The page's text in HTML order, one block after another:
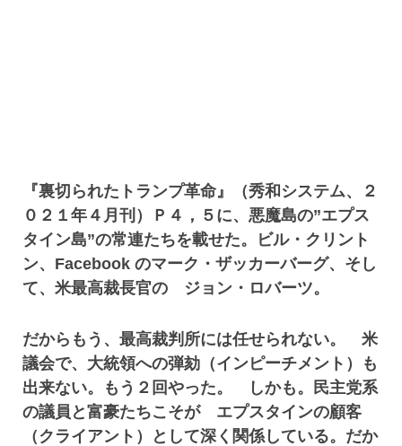
『裏切られたトランプ革命』（秀和システム、２
０２１年４月刊）Ｐ４，５に、悪魔島の”エプス
タイン島”の常連たちを載せた。ビル・クリント
ン、Facebook のマーク・ザッカーバーグ、そし
て、米最高裁長官の ジョン・ロバーツ。
だからもう、最高裁判所には任せられない。 米
議会で、大統領への弾劾（インピーチメント）も
出来ない。もう２回やった。 しかも。民主党系
の議員と富豪たちこそが エプスタインの顧客
（クライアント）として深く関係している。だか